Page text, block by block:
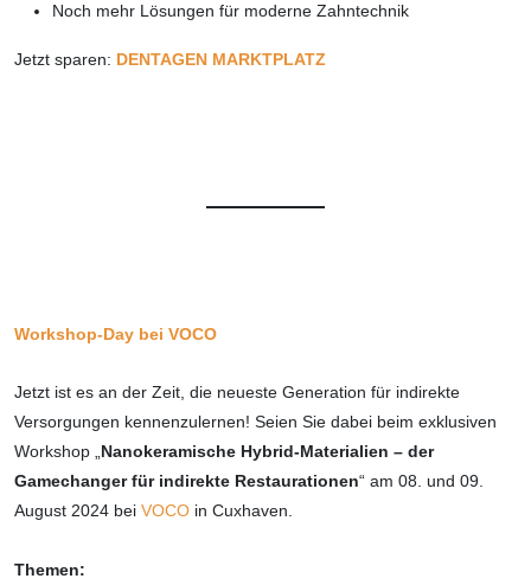
Noch mehr Lösungen für moderne Zahntechnik
Jetzt sparen: DENTAGEN MARKTPLATZ
Workshop-Day bei VOCO
Jetzt ist es an der Zeit, die neueste Generation für indirekte
Versorgungen kennenzulernen! Seien Sie dabei beim exklusiven
Workshop „ Nanokeramische Hybrid-Materialien – der
Gamechanger für indirekte Restaurationen“ am 08. und 09.
August 2024 bei VOCO in Cuxhaven.
Themen: